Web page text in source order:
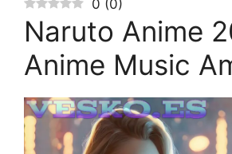
0 (0)
Naruto Anime
Anime Music